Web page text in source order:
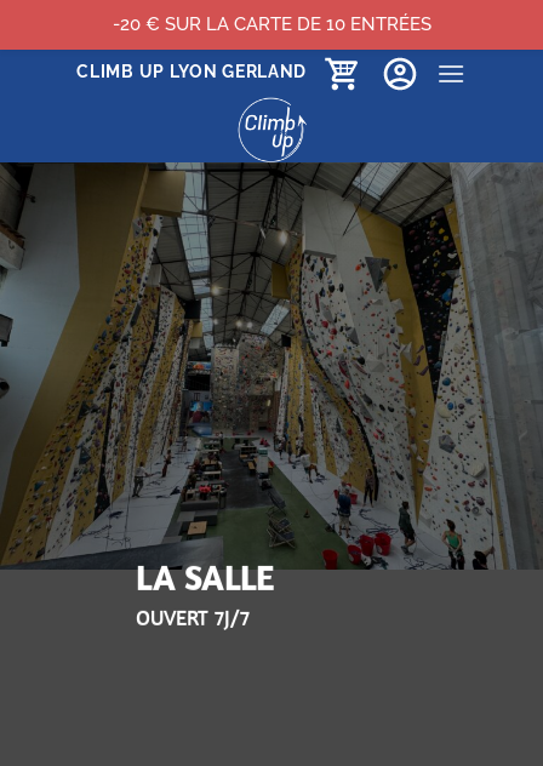
CLIMB UP LYON GERLAND
LA SALLE
OUVERT 7J/7
-20 € SUR LA CARTE DE 10 ENTRÉES